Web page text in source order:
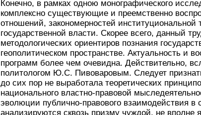
Конечно, в рамках одною монографического
комплексно существующие и преемственно
отношений, закономерностей
государственной власти. Скорее всего, данный
методологических ориентиров познания
геополитическом пространстве. Актуальность и
программ более чем очевидна. Действительно,
политологом Ю.С. Пивоваровым. Следует
до сих пор не выработала теоретических
национального властно-правовой
эволюции публично-правового взаимодействия в
анализируются сквозь призму чуждой, не